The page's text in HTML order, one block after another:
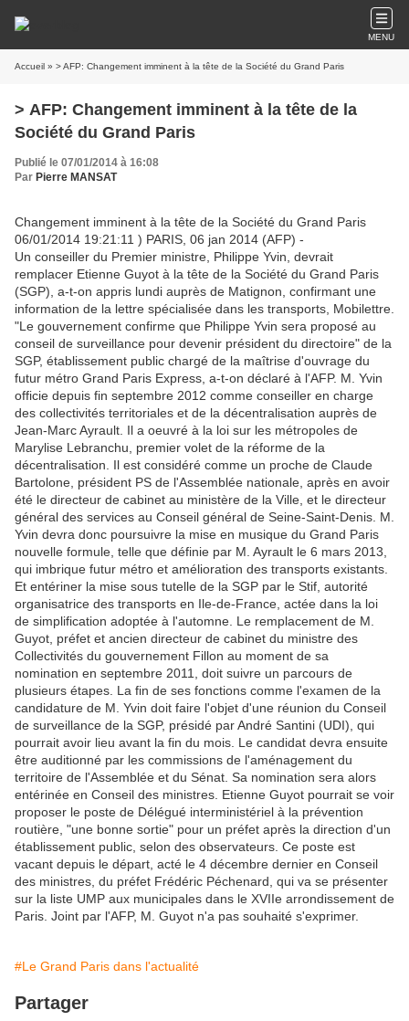
MENU
Accueil » > AFP: Changement imminent à la tête de la Société du Grand Paris
> AFP: Changement imminent à la tête de la
Société du Grand Paris
Publié le 07/01/2014 à 16:08
Par Pierre MANSAT
Changement imminent à la tête de la Société du Grand Paris
06/01/2014 19:21:11 ) PARIS, 06 jan 2014 (AFP) -
Un conseiller du Premier ministre, Philippe Yvin, devrait
remplacer Etienne Guyot à la tête de la Société du Grand Paris
(SGP), a-t-on appris lundi auprès de Matignon, confirmant une
information de la lettre spécialisée dans les transports, Mobilettre.
"Le gouvernement confirme que Philippe Yvin sera proposé au
conseil de surveillance pour devenir président du directoire" de la
SGP, établissement public chargé de la maîtrise d'ouvrage du
futur métro Grand Paris Express, a-t-on déclaré à l'AFP. M. Yvin
officie depuis fin septembre 2012 comme conseiller en charge
des collectivités territoriales et de la décentralisation auprès de
Jean-Marc Ayrault. Il a oeuvré à la loi sur les métropoles de
Marylise Lebranchu, premier volet de la réforme de la
décentralisation. Il est considéré comme un proche de Claude
Bartolone, président PS de l'Assemblée nationale, après en avoir
été le directeur de cabinet au ministère de la Ville, et le directeur
général des services au Conseil général de Seine-Saint-Denis. M.
Yvin devra donc poursuivre la mise en musique du Grand Paris
nouvelle formule, telle que définie par M. Ayrault le 6 mars 2013,
qui imbrique futur métro et amélioration des transports existants.
Et entériner la mise sous tutelle de la SGP par le Stif, autorité
organisatrice des transports en Ile-de-France, actée dans la loi
de simplification adoptée à l'automne. Le remplacement de M.
Guyot, préfet et ancien directeur de cabinet du ministre des
Collectivités du gouvernement Fillon au moment de sa
nomination en septembre 2011, doit suivre un parcours de
plusieurs étapes. La fin de ses fonctions comme l'examen de la
candidature de M. Yvin doit faire l'objet d'une réunion du Conseil
de surveillance de la SGP, présidé par André Santini (UDI), qui
pourrait avoir lieu avant la fin du mois. Le candidat devra ensuite
être auditionné par les commissions de l'aménagement du
territoire de l'Assemblée et du Sénat. Sa nomination sera alors
entérinée en Conseil des ministres. Etienne Guyot pourrait se voir
proposer le poste de Délégué interministériel à la prévention
routière, "une bonne sortie" pour un préfet après la direction d'un
établissement public, selon des observateurs. Ce poste est
vacant depuis le départ, acté le 4 décembre dernier en Conseil
des ministres, du préfet Frédéric Péchenard, qui va se présenter
sur la liste UMP aux municipales dans le XVIIe arrondissement de
Paris. Joint par l'AFP, M. Guyot n'a pas souhaité s'exprimer.
#Le Grand Paris dans l'actualité
Partager